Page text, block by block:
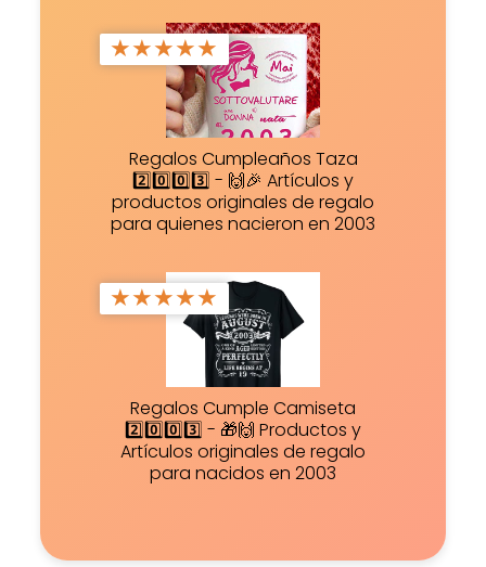
★★★★★
Regalos Cumpleaños Taza
2️⃣0️⃣0️⃣3️⃣ - 🙌🎉 Artículos y
productos originales de regalo
para quienes nacieron en 2003
★★★★★
Regalos Cumple Camiseta
2️⃣0️⃣0️⃣3️⃣ - 🎁🙌 Productos y
Artículos originales de regalo
para nacidos en 2003